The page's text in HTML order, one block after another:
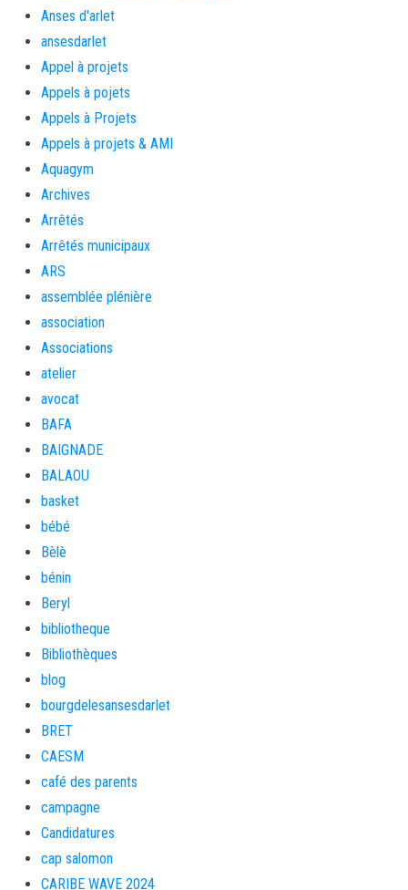
Anses d'arlet
ansesdarlet
Appel à projets
Appels à pojets
Appels à Projets
Appels à projets & AMI
Aquagym
Archives
Arrêtés
Arrêtés municipaux
ARS
assemblée plénière
association
Associations
atelier
avocat
BAFA
BAIGNADE
BALAOU
basket
bébé
Bèlè
bénin
Beryl
bibliotheque
Bibliothèques
blog
bourgdelesansesdarlet
BRET
CAESM
café des parents
campagne
Candidatures
cap salomon
CARIBE WAVE 2024